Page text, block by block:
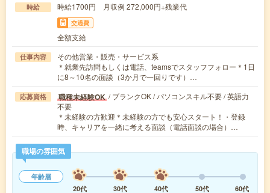
時給 時給1700円 月収例 272,000円+残業代
交通費
全額支給
仕事内容
その他営業・販売・サービス系
＊就業先訪問もしくは電話、teamsでスタッフフォロー＊1日
に8～10名の面談（3か月で一回りです）…
応募資格 職種未経験OK / ブランクOK / パソコンスキル不要 / 英語力
不要
＊未経験の方歓迎＊未経験の方でも安心スタート！・登録
時、キャリアを一緒に考える面談（電話面談の場合）…
職場の雰囲気
年齢層
20代
30代 40代 50代 60代